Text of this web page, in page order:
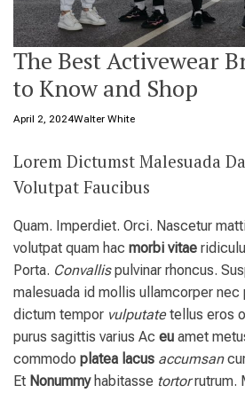
The Best Activewear
to Know and Shop
April 2, 2024Walter White
Lorem Dictumst Malesuada
Volutpat Faucibus
Quam. Imperdiet. Orci. Nascetur
volutpat quam hac morbi vitae
Porta. Convallispulvinar rhoncus.
malesuada id mollis ullamcorper
dictum tempor vulputatetellus eros
purus sagittis varius Ac eu amet
commodo platea lacus accumsan
Et Nonummyhabitasse tortorrutrum.